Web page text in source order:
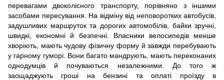
перевагами двоколісного транспорту, порівняно з іншими
засобами пересування. На відміну від неповоротких автобусів,
задушливих маршруток та дорогих автомобілів, байки зручні,
швидкі, економні й безпечні. Власники велосипедів менше
хворіють, мають чудову фізичну форму й завжди перебувають
у гарному гуморі. Вони багато мандрують, мають переконаних
однодумців й почуваються незалежними. До того ж
заощаджують гроші на бензині та оплаті проїзду в